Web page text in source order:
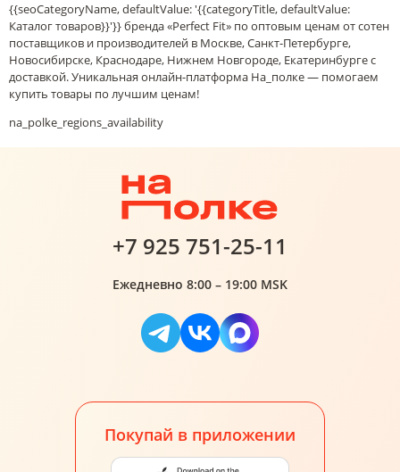
{{seoCategoryName, defaultValue: '{{categoryTitle, defaultValue:
Каталог товаров}}'}} бренда «Perfect Fit» по оптовым ценам от сотен
поставщиков и производителей в Москве, Санкт-Петербурге,
Новосибирске, Краснодаре, Нижнем Новгороде, Екатеринбурге с
доставкой. Уникальная онлайн-платформа На_полке — помогаем
купить товары по лучшим ценам!
na_polke_regions_availability
+7 925 751-25-11
Ежедневно 8:00 – 19:00 MSK
Покупай в приложении